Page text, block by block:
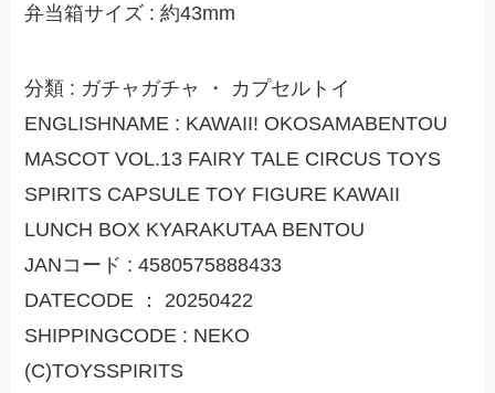
弁当箱サイズ : 約43mm
分類 : ガチャガチャ ・ カプセルトイ
ENGLISHNAME : KAWAII! OKOSAMABENTOU
MASCOT VOL.13 FAIRY TALE CIRCUS TOYS
SPIRITS CAPSULE TOY FIGURE KAWAII
LUNCH BOX KYARAKUTAA BENTOU
JANコード : 4580575888433
DATECODE ： 20250422
SHIPPINGCODE : NEKO
(C)TOYSSPIRITS